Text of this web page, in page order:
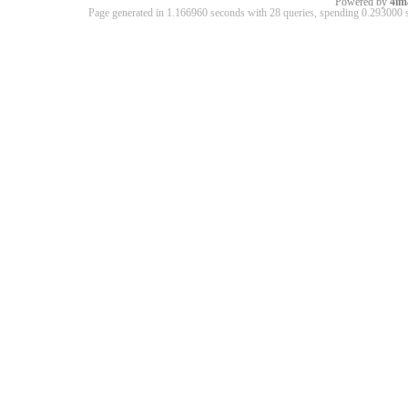
Page generated in 1.166960 seconds with 28 queries, spending